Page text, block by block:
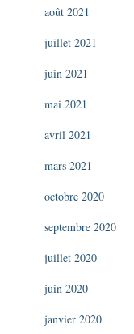
août 2021
juillet 2021
juin 2021
mai 2021
avril 2021
mars 2021
octobre 2020
septembre 2020
juillet 2020
juin 2020
janvier 2020